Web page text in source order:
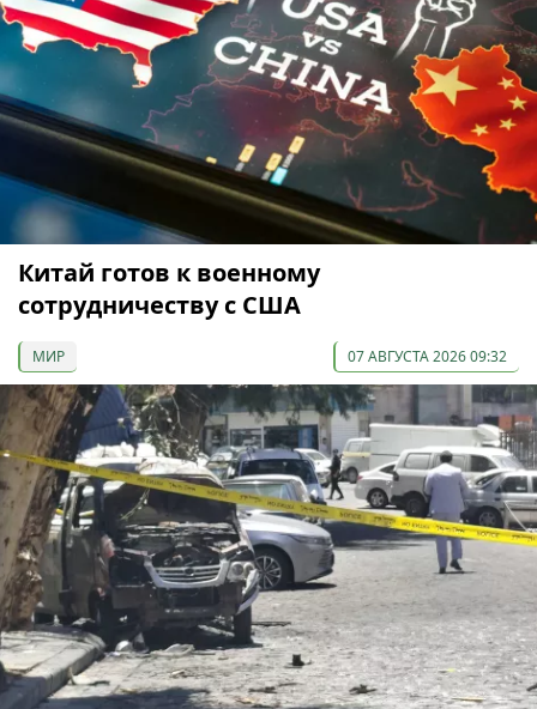
Китай готов к военному
сотрудничеству с США
МИР 07 АВГУСТА 2026 09:32